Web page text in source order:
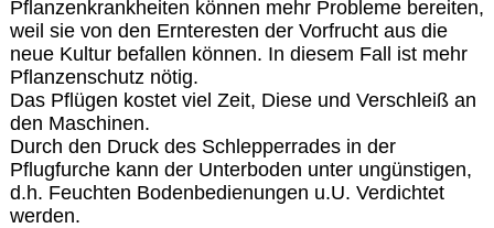
Pflanzenkrankheiten können mehr Probleme bereiten,
weil sie von den Ernteresten der Vorfrucht aus die
neue Kultur befallen können. In diesem Fall ist mehr
Pflanzenschutz nötig.
Das Pflügen kostet viel Zeit, Diese und Verschleiß an
den Maschinen.
Durch den Druck des Schlepperrades in der
Pflugfurche kann der Unterboden unter ungünstigen,
d.h. Feuchten Bodenbedienungen u.U. Verdichtet
werden.